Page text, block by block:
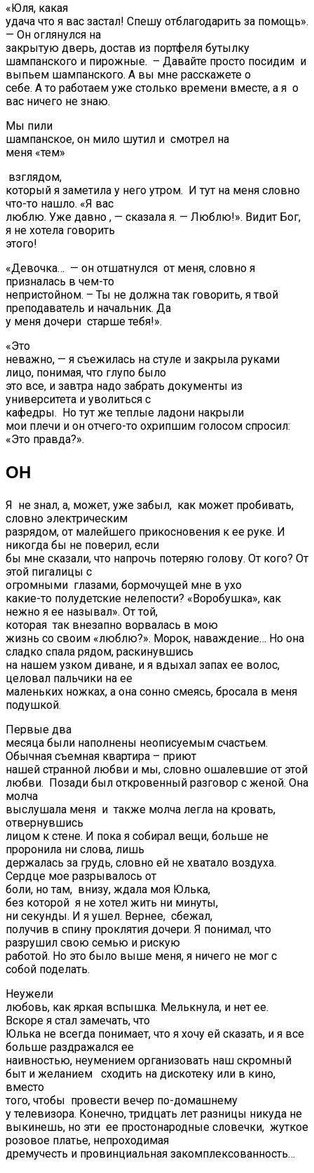
«Юля, какая
удача что я вас застал! Спешу отблагодарить за помощь».
— Он оглянулся на
закрытую дверь, достав из портфеля бутылку
шампанского и пирожные. – Давайте просто посидим и
выпьем шампанского. А вы мне расскажете о
себе. А то работаем уже столько времени вместе, а я о
вас ничего не знаю.
Мы пили
шампанское, он мило шутил и смотрел на
меня «тем»
взглядом,
который я заметила у него утром. И тут на меня словно
что-то нашло. «Я вас
люблю. Уже давно , — сказала я. — Люблю!». Видит Бог,
я не хотела говорить
этого!
«Девочка… — он отшатнулся от меня, словно я
призналась в чем-то
непристойном. – Ты не должна так говорить, я твой
преподаватель и начальник. Да
у меня дочери старше тебя!».
«Это
неважно, — я съежилась на стуле и закрыла руками
лицо, понимая, что глупо было
это все, и завтра надо забрать документы из
университета и уволиться с
кафедры. Но тут же теплые ладони накрыли
мои плечи и он отчего-то охрипшим голосом спросил:
«Это правда?».
ОН
Я не знал, а, может, уже забыл, как может пробивать,
словно электрическим
разрядом, от малейшего прикосновения к ее руке. И
никогда бы не поверил, если
бы мне сказали, что напрочь потеряю голову. От кого? От
этой пигалицы с
огромными глазами, бормочущей мне в ухо
какие-то полудетские нелепости? «Воробушка», как
нежно я ее называл». От той,
которая так внезапно ворвалась в мою
жизнь со своим «люблю?». Морок, наваждение… Но она
сладко спала рядом, раскинувшись
на нашем узком диване, и я вдыхал запах ее волос,
целовал пальчики на ее
маленьких ножках, а она сонно смеясь, бросала в меня
подушкой.
Первые два
месяца были наполнены неописуемым счастьем.
Обычная съемная квартира – приют
нашей странной любви и мы, словно ошалевшие от этой
любви. Позади был откровенный разговор с женой. Она
молча
выслушала меня и также молча легла на кровать,
отвернувшись
лицом к стене. И пока я собирал вещи, больше не
проронила ни слова, лишь
держалась за грудь, словно ей не хватало воздуха.
Сердце мое разрывалось от
боли, но там, внизу, ждала моя Юлька,
без которой я не хотел жить ни минуты,
ни секунды. И я ушел. Вернее, сбежал,
получив в спину проклятия дочери. Я понимал, что
разрушил свою семью и рискую
работой. Но это было выше меня, я ничего не мог с
собой поделать.
Неужели
любовь, как яркая вспышка. Мелькнула, и нет ее.
Вскоре я стал замечать, что
Юлька не всегда понимает, что я хочу ей сказать, и я все
больше раздражался ее
наивностью, неумением организовать наш скромный
быт и желанием сходить на дискотеку или в кино,
вместо
того, чтобы провести вечер по-домашнему
у телевизора. Конечно, тридцать лет разницы никуда не
выкинешь, но эти ее простонародные словечки, жуткое
розовое платье, непроходимая
дремучесть и провинциальная закомплексованность…